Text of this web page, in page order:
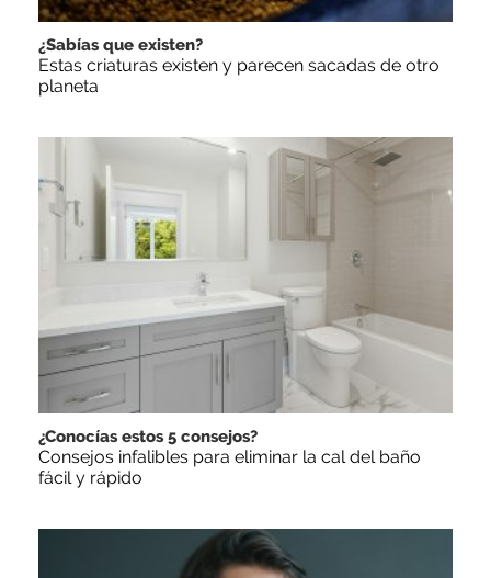
¿Sabías que existen?
Estas criaturas existen y parecen sacadas de otro
planeta
¿Conocías estos 5 consejos?
Consejos infalibles para eliminar la cal del baño
fácil y rápido